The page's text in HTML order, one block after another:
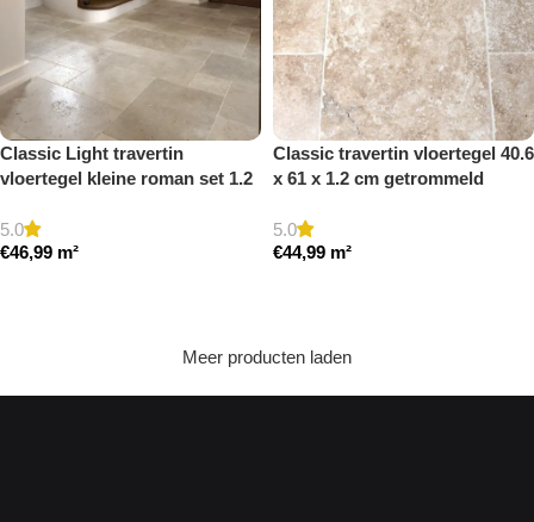
Classic Light travertin
vloertegel kleine roman set 1.2
5.0
€46,99 m²
Classic travertin vloertegel 40.6
x 61 x 1.2 cm getrommeld
5.0
€44,99 m²
Meer producten laden